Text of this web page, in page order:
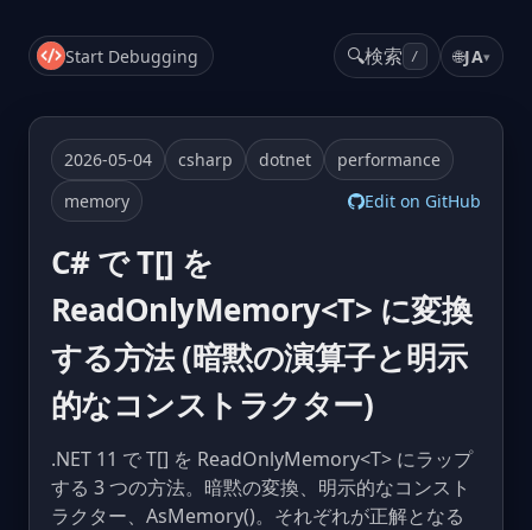
Start Debugging 🔍検索 / 🌐JA▾
2026-05-04 csharp dotnet
performance
memory
Edit on GitHub
C# で T[] を
ReadOnlyMemory<T> に変換
する方法 (暗黙の演算子と明示
的なコンストラクター)
.NET 11 で T[] を ReadOnlyMemory<T> にラップ
する 3 つの方法。暗黙の変換、明示的なコンスト
ラクター、AsMemory()。それぞれが正解となる